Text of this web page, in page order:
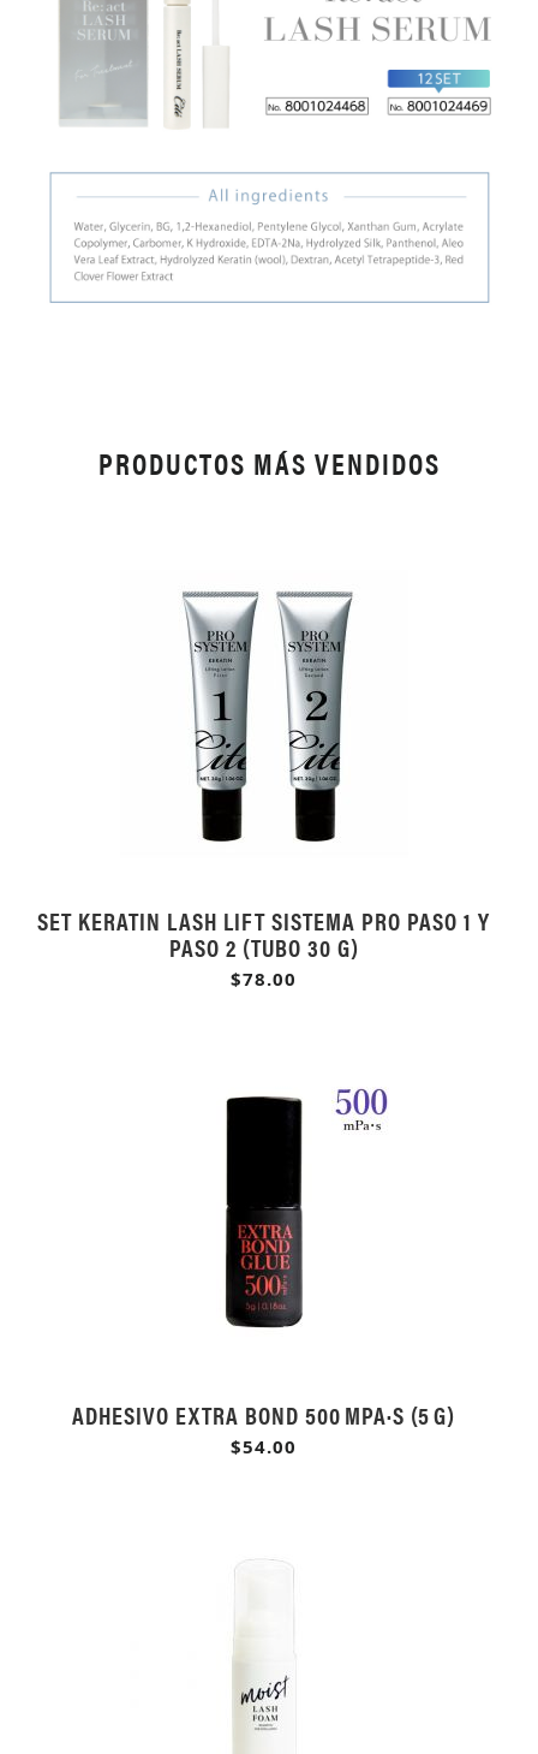
PRODUCTOS MÁS VENDIDOS
SET KERATIN LASH LIFT SISTEMA PRO PASO 1 Y
PASO 2 (TUBO 30 G)
$78.00
ADHESIVO EXTRA BOND 500 MPA·S (5 G)
$54.00